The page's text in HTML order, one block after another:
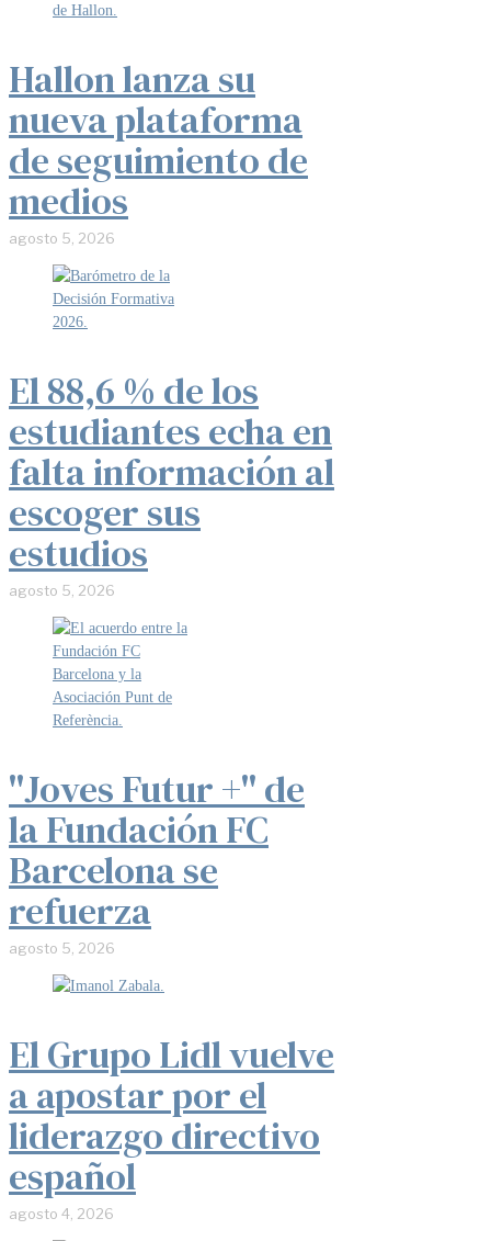
Hallon lanza su
nueva plataforma
de seguimiento de
medios
agosto 5, 2026
El 88,6 % de los
estudiantes echa en
falta información al
escoger sus
estudios
agosto 5, 2026
"Joves Futur +" de
la Fundación FC
Barcelona se
refuerza
agosto 5, 2026
El Grupo Lidl vuelve
a apostar por el
liderazgo directivo
español
agosto 4, 2026